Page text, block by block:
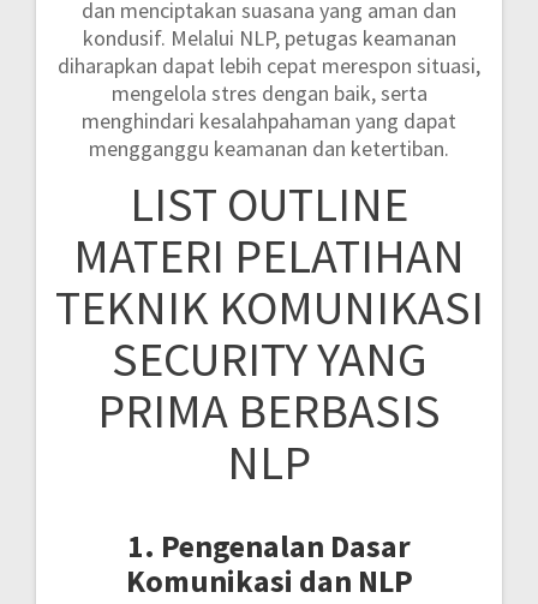
dan menciptakan suasana yang aman dan
kondusif. Melalui NLP, petugas keamanan
diharapkan dapat lebih cepat merespon situasi,
mengelola stres dengan baik, serta
menghindari kesalahpahaman yang dapat
mengganggu keamanan dan ketertiban.
LIST OUTLINE
MATERI PELATIHAN
TEKNIK KOMUNIKASI
SECURITY YANG
PRIMA BERBASIS
NLP
1. Pengenalan Dasar
Komunikasi dan NLP